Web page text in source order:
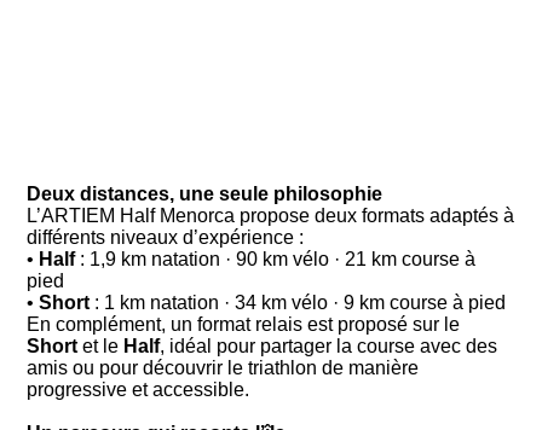
Deux distances, une seule philosophie
L’ARTIEM Half Menorca propose deux formats adaptés à
différents niveaux d’expérience :
• Half: 1,9 km natation · 90 km vélo · 21 km course à
pied
•Short : 1 km natation · 34 km vélo · 9 km course à pied
En complément, un format relais est proposé sur le
Short et le Half, idéal pour partager la course avec des
amis ou pour découvrir le triathlon de manière
progressive et accessible.